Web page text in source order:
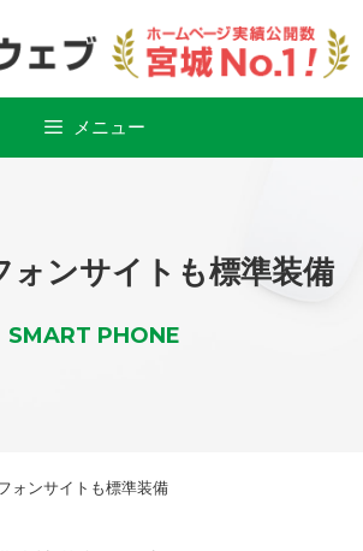
メニュー
ォンサイトも標準装備
SMART PHONE
ォンサイトも標準装備